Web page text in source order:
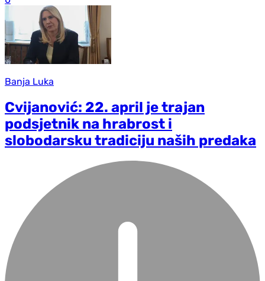
Banja Luka
Cvijanović: 22. april je trajan
podsjetnik na hrabrost i
slobodarsku tradiciju naših predaka